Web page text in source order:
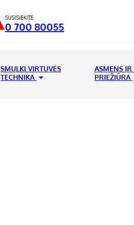
SUSISIEKITE
0 700 80055
SMULKI VIRTUVĖS
TECHNIKA
ASMENS
PRIEŽIŪRA